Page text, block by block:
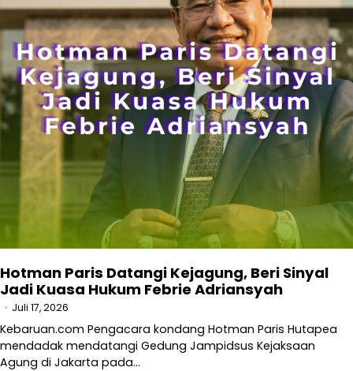
Hotman Paris Datangi Kejagung, Beri Sinyal
Jadi Kuasa Hukum Febrie Adriansyah
Juli 17, 2026
Kebaruan.com Pengacara kondang Hotman Paris Hutapea
mendadak mendatangi Gedung Jampidsus Kejaksaan
Agung di Jakarta pada…